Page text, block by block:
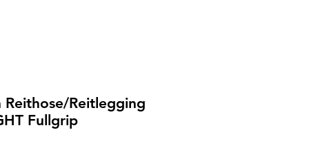
Reithose/Reitlegging
Fullgrip